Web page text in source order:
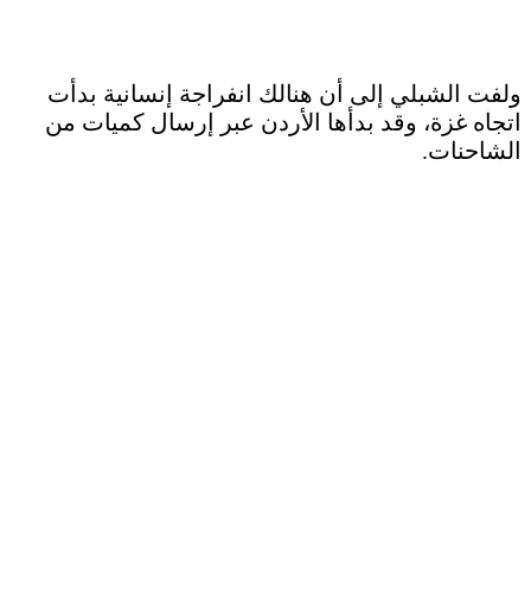
ولفت الشبلي إلى أن هنالك انفراجة إنسانية بدأت
اتجاه غزة، وقد بدأها الأردن عبر إرسال كميات من
الشاحنات.